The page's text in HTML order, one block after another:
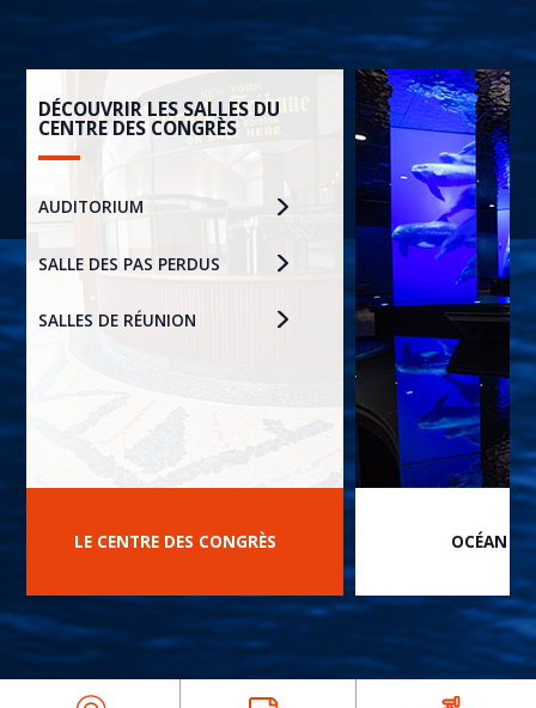
DÉCOUVRIR LES SALLES DU
CENTRE DES CONGRÈS
AUDITORIUM
SALLE DES PAS PERDUS
SALLES DE RÉUNION
LE CENTRE DES CONGRÈS OCÉAN